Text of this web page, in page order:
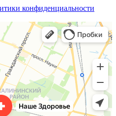
конфиденциальности